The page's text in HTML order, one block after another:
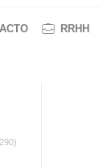
RRHH